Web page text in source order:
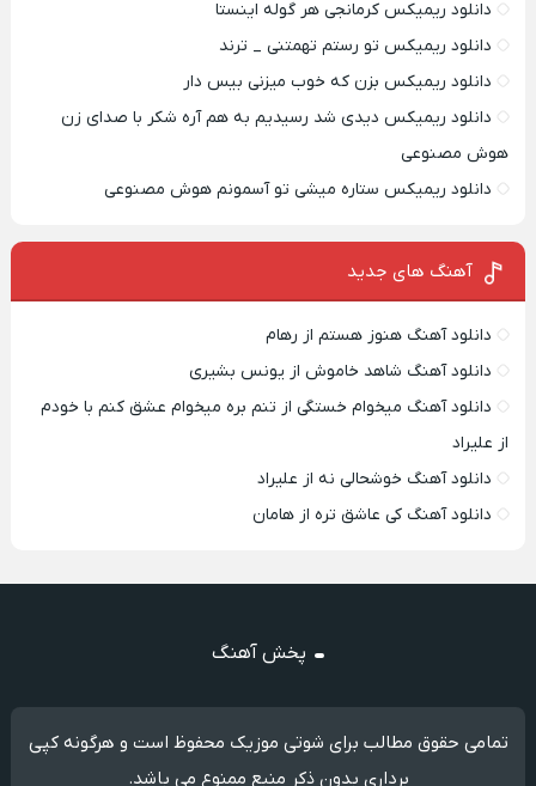
دانلود ریمیکس کرمانجی هر گوله اینستا
دانلود ریمیکس تو رستم تهمتنی _ ترند
دانلود ریمیکس بزن که خوب میزنی بیس دار
دانلود ریمیکس دیدی شد رسیدیم به هم آره شکر با صدای زن
هوش مصنوعی
دانلود ریمیکس ستاره میشی تو آسمونم هوش مصنوعی
آهنگ های جدید
دانلود آهنگ هنوز هستم از رهام
دانلود آهنگ شاهد خاموش از یونس بشیری
دانلود آهنگ میخوام خستگی از تنم بره میخوام عشق کنم با خودم
از علیراد
دانلود آهنگ خوشحالی نه از علیراد
دانلود آهنگ کی عاشق تره از هامان
پخش آهنگ
تمامی حقوق مطالب برای شوتی موزیک محفوظ است و هرگونه کپی
برداری بدون ذکر منبع ممنوع می باشد.